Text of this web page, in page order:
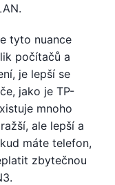
tyto nuance
počítačů a
je lepší se
jako je TP-
mnoho
ale lepší a
máte telefon,
zbytečnou